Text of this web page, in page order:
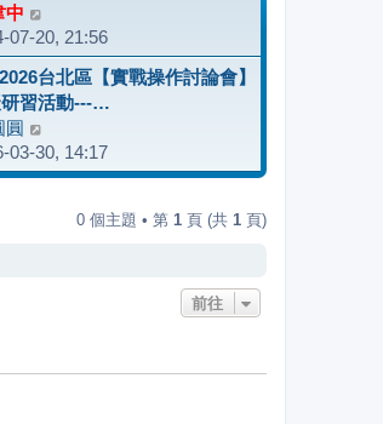
中
視
最
後
發
07-20, 21:56
台北區【實戰操作討論會】
習活動---…
圓
視
最
03-30, 14:17
0 個主題 • 第 1 頁 (共 1 頁)
前往